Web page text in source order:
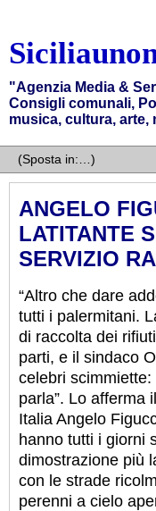
"Agenzia Media &
Consigli comunali,
musica, cultura, arte,
ANGELO
LATITANTE
SERVIZIO
“Altro che dare
tutti i palermitani.
di raccolta dei
parti, e il sindaco
celebri
parla”. Lo afferma
Italia Angelo
hanno tutti i giorni
dimostrazione più
con le strade
perenni a cielo